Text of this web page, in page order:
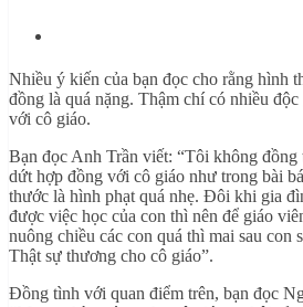
Nhiều ý kiến của bạn đọc cho rằng hình
đồng là quá nặng. Thậm chí có nhiều
với cô giáo.
Bạn đọc Anh Trần viết: “Tôi không
dứt hợp đồng với cô giáo như trong bài
thước là hình phạt quá nhẹ. Đôi khi gia
được việc học của con thì nên để giáo
nuông chiều các con quá thì mai sau con
Thật sự thương cho cô giáo”.
Đồng tình với quan điểm trên, bạn đọc